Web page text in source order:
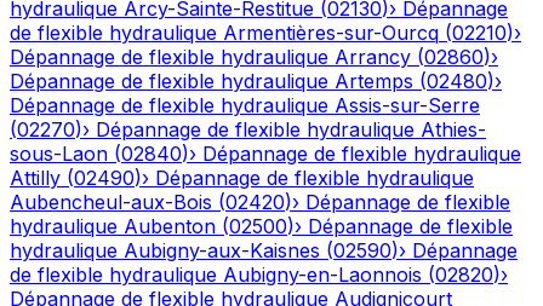
hydraulique Arcy-Sainte-Restitue (02130)› Dépannage
de flexible hydraulique Armentières-sur-Ourcq (02210)›
Dépannage de flexible hydraulique Arrancy (02860)›
Dépannage de flexible hydraulique Artemps (02480)›
Dépannage de flexible hydraulique Assis-sur-Serre
(02270)› Dépannage de flexible hydraulique Athies-
sous-Laon (02840)› Dépannage de flexible hydraulique
Attilly (02490)› Dépannage de flexible hydraulique
Aubencheul-aux-Bois (02420)› Dépannage de flexible
hydraulique Aubenton (02500)› Dépannage de flexible
hydraulique Aubigny-aux-Kaisnes (02590)› Dépannage
de flexible hydraulique Aubigny-en-Laonnois (02820)›
Dépannage de flexible hydraulique Audignicourt